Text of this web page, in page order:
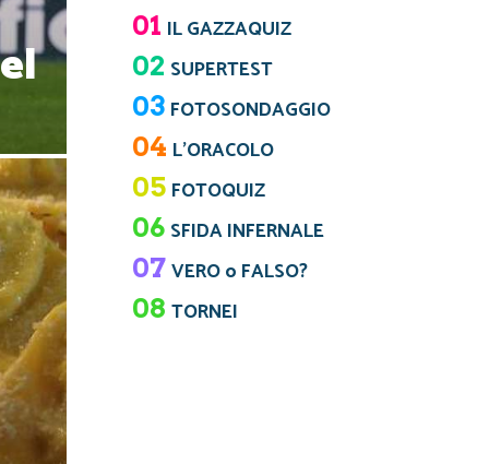
01 IL GAZZAQUIZ
02 SUPERTEST
03 FOTOSONDAGGIO
04 L’ORACOLO
05 FOTOQUIZ
06 SFIDA INFERNALE
07VERO o FALSO?
08 TORNEI